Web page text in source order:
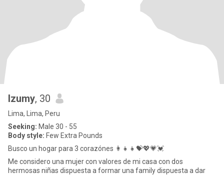
Izumy, 30
Lima, Lima, Peru
Seeking: Male 30 - 55
Body style: Few Extra Pounds
Busco un hogar para 3 corazónes 👩‍👧‍👧💝💖💗💓
Me considero una mujer con valores de mi casa con dos
hermosas niñas dispuesta a formar una family dispuesta a dar